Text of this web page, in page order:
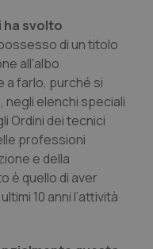
Ulcerosa
neurodegenerative
ha svolto
di un titolo
all'albo
farlo, purché si
negli elenchi speciali
Ordini dei tecnici
professioni
e della
è quello di aver
10 anni l’attività